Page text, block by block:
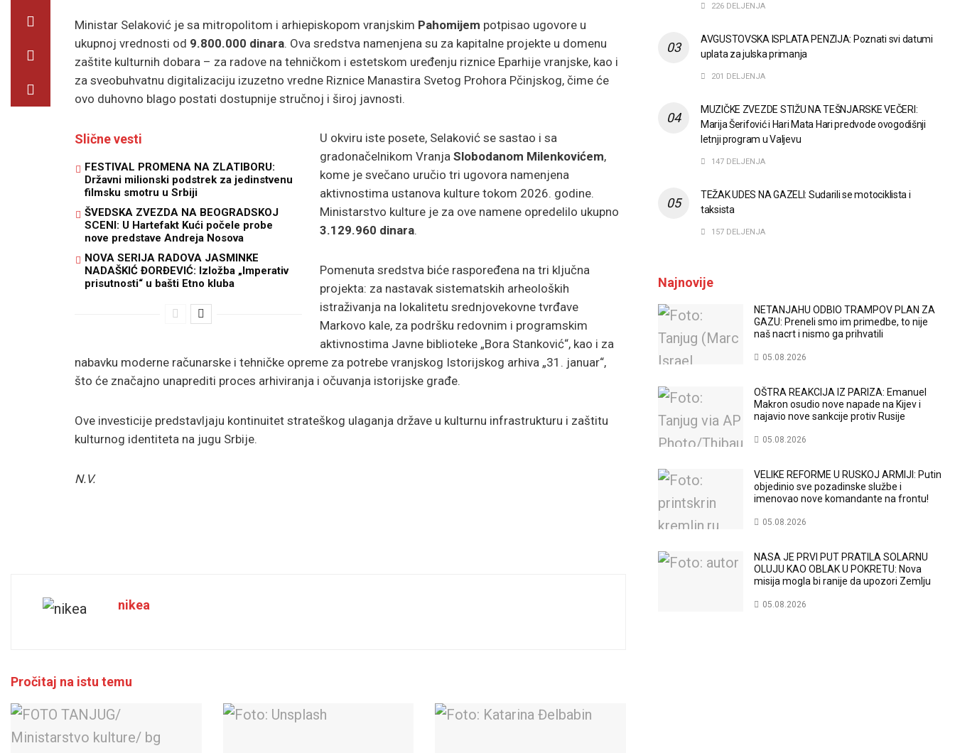
Ministar Selaković je sa mitropolitom i arhiepiskopom vranjskim Pahomijem potpisao ugovore u
ukupnoj vrednosti od 9.800.000 dinara. Ova sredstva namenjena su za kapitalne projekte u domenu
zaštite kulturnih dobara – za radove na tehničkom i estetskom uređenju riznice Eparhije vranjske, kao i
za sveobuhvatnu digitalizaciju izuzetno vredne Riznice Manastira Svetog Prohora Pčinjskog, čime će
ovo duhovno blago postati dostupnije stručnoj i široj javnosti.
Slične vesti
FESTIVAL PROMENA NA ZLATIBORU:
Državni milionski podstrek za jedinstvenu
filmsku smotru u Srbiji
ŠVEDSKA ZVEZDA NA BEOGRADSKOJ
SCENI: U Hartefakt Kući počele probe
nove predstave Andreja Nosova
NOVA SERIJA RADOVA JASMINKE
NADAŠKIĆ ĐORĐEVIĆ: Izložba „Imperativ
prisutnosti“ u bašti Etno kluba
U okviru iste posete, Selaković se sastao i sa
gradonačelnikom Vranja Slobodanom Milenkovićem,
kome je svečano uručio tri ugovora namenjena
aktivnostima ustanova kulture tokom 2026. godine.
Ministarstvo kulture je za ove namene opredelilo ukupno
3.129.960 dinara.
Pomenuta sredstva biće raspoređena na tri ključna
projekta: za nastavak sistematskih arheoloških
istraživanja na lokalitetu srednjovekovne tvrđave
Markovo kale, za podršku redovnim i programskim
aktivnostima Javne biblioteke „Bora Stanković“, kao i za
nabavku moderne računarske i tehničke opreme za potrebe vranjskog Istorijskog arhiva „31. januar“,
što će značajno unaprediti proces arhiviranja i očuvanja istorijske građe.
Ove investicije predstavljaju kontinuitet strateškog ulaganja države u kulturnu infrastrukturu i zaštitu
kulturnog identiteta na jugu Srbije.
N.V.
nikea
Pročitaj na istu temu
226 DELJENJA
AVGUSTOVSKA ISPLATA PENZIJA: Poznati svi datumi
uplata za julska primanja
201 DELJENJA
MUZIČKE ZVEZDE STIŽU NA TEŠNJARSKE VEČERI:
Marija Šerifović i Hari Mata Hari predvode ovogodišnji
letnji program u Valjevu
147 DELJENJA
TEŽAK UDES NA GAZELI: Sudarili se motociklista i
taksista
157 DELJENJA
Najnovije
NETANJAHU ODBIO TRAMPOV PLAN ZA
GAZU: Preneli smo im primedbe, to nije
naš nacrt i nismo ga prihvatili
05.08.2026
OŠTRA REAKCIJA IZ PARIZA: Emanuel
Makron osudio nove napade na Kijev i
najavio nove sankcije protiv Rusije
05.08.2026
VELIKE REFORME U RUSKOJ ARMIJI: Putin
objedinio sve pozadinske službe i
imenovao nove komandante na frontu!
05.08.2026
NASA JE PRVI PUT PRATILA SOLARNU
OLUJU KAO OBLAK U POKRETU: Nova
misija mogla bi ranije da upozori Zemlju
05.08.2026